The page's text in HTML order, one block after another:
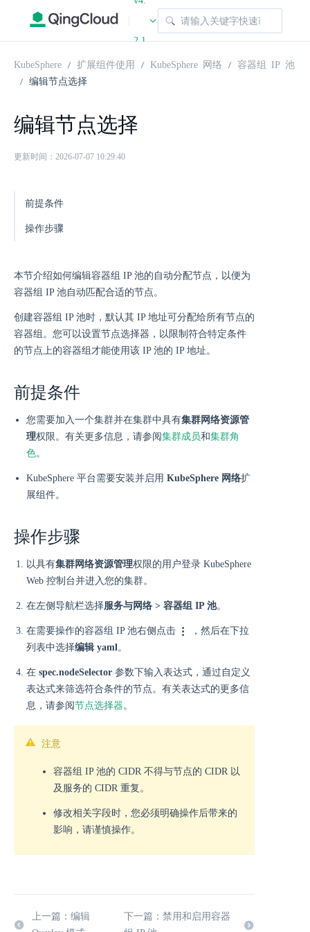
|
2.1
KubeSphere 扩展组件使用 KubeSphere 网络
容器组 IP 池
编辑节点选择
编辑节点选择
更新时间：2026-07-07 10:29:40
前提条件
操作步骤
本节介绍如何编辑容器组 IP 池的自动分配节点，以便为
容器组 IP 池自动匹配合适的节点。
创建容器组 IP 池时，默认其 IP 地址可分配给所有节点的
容器组。您可以设置节点选择器，以限制符合特定条件
的节点上的容器组才能使用该 IP 池的 IP 地址。
前提条件
您需要加入一个集群并在集群中具有集群网络资源管
理权限。有关更多信息，请参阅集群成员和集群角
色。
KubeSphere 平台需要安装并启用 KubeSphere 网络扩
展组件。
操作步骤
以具有集群网络资源管理权限的用户登录 KubeSphere
Web 控制台并进入您的集群。
在左侧导航栏选择服务与网络 > 容器组 IP 池。
在需要操作的容器组 IP 池右侧点击
，然后在下拉
列表中选择编辑 yaml。
在 spec.nodeSelector 参数下输入表达式，通过自定义
表达式来筛选符合条件的节点。有关表达式的更多信
息，请参阅节点选择器。
注意
容器组 IP 池的 CIDR 不得与节点的 CIDR 以
及服务的 CIDR 重复。
修改相关字段时，您必须明确操作后带来的
影响，请谨慎操作。
上一篇：编辑
下一篇：禁用和启用容器